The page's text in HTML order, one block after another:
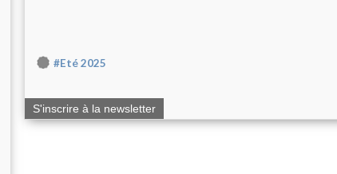
#Eté 2025
S'inscrire à la newsletter